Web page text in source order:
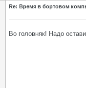
Re: Время в бортовом
Во головняк! Надо